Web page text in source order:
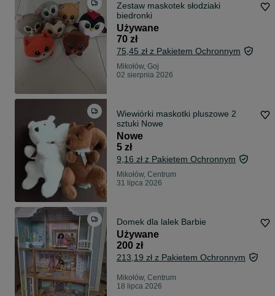
Zestaw maskotek słodziaki
biedronki
Używane
70 zł
75,45 zł z Pakietem Ochronnym
Mikołów, Goj
02 sierpnia 2026
Wiewiórki maskotki pluszowe 2
sztuki Nowe
Nowe
5 zł
9,16 zł z Pakietem Ochronnym
Mikołów, Centrum
31 lipca 2026
Domek dla lalek Barbie
Używane
200 zł
213,19 zł z Pakietem Ochronnym
Mikołów, Centrum
18 lipca 2026